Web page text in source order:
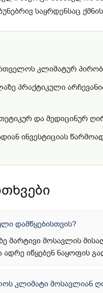
საყრდენსაც
კლიმატურ
პრაქტიკული
და მედიცინურ
ინვესტიციას
დამწყებისთვის?
მარტივი მოსავლის
იწყებენ ნაყოფის
კლიმატი მოსავლიან